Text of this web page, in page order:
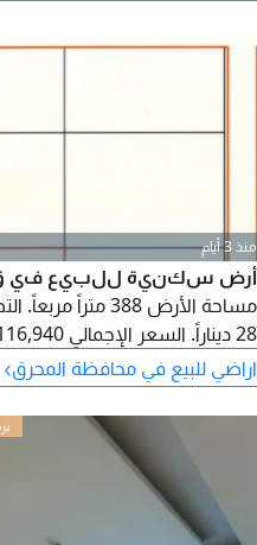
منذ 3 أيام
أرض سكنية للبيع في
28 ديناراً. السعر الإجمالي 116,940 ديناراً.
اراضي للبيع في محافظة المحرق›